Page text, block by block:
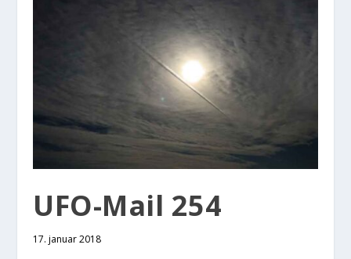
UFO-Mail 254
17. januar 2018